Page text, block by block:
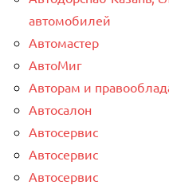
автомобилей
Автомастер
АвтоМиг
Авторам и
Автосалон
Автосервис
Автосервис
Автосервис